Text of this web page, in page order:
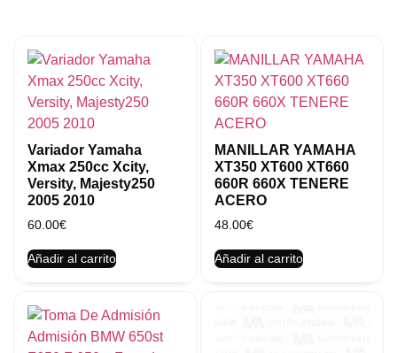
Variador Yamaha
Xmax 250cc Xcity,
Versity, Majesty250
2005 2010
60.00€
Añadir al carrito
MANILLAR YAMAHA
XT350 XT600 XT660
660R 660X TENERE
ACERO
48.00€
Añadir al carrito